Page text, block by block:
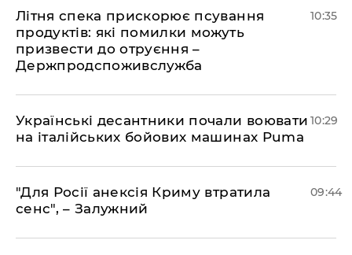
Літня спека прискорює псування
продуктів: які помилки можуть
призвести до отруєння –
Держпродспоживслужба
10:35
Українські десантники почали воювати
на італійських бойових машинах Puma
10:29
"Для Росії анексія Криму втратила
сенс", – Залужний
09:44